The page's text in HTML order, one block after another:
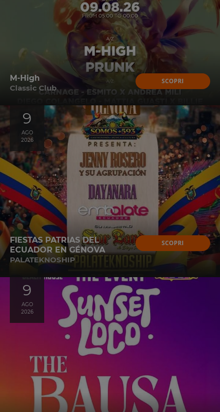
M-High
Classic Club
SCOPRI
9
AGO
2026
FIESTAS PATRIAS DEL
ECUADOR EN GÉNOVA
PALATEKNOSHIP
SCOPRI
9
AGO
2026